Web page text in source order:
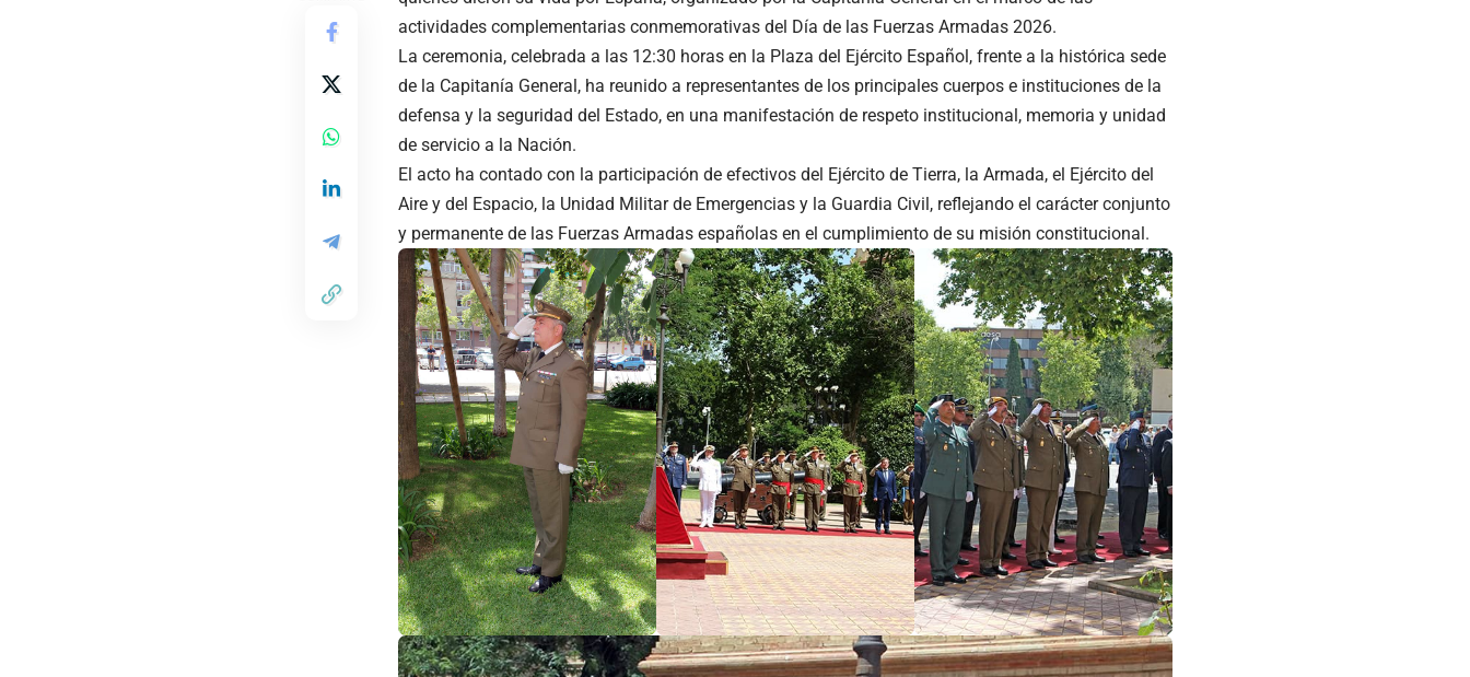
actividades complementarias conmemorativas del Día de las Fuerzas Armadas 2026.
La ceremonia, celebrada a las 12:30 horas en la Plaza del Ejército Español, frente a la histórica sede
de la Capitanía General, ha reunido a representantes de los principales cuerpos e instituciones de la
defensa y la seguridad del Estado, en una manifestación de respeto institucional, memoria y unidad
de servicio a la Nación.
El acto ha contado con la participación de efectivos del Ejército de Tierra, la Armada, el Ejército del
Aire y del Espacio, la Unidad Militar de Emergencias y la Guardia Civil, reflejando el carácter conjunto
y permanente de las Fuerzas Armadas españolas en el cumplimiento de su misión constitucional.